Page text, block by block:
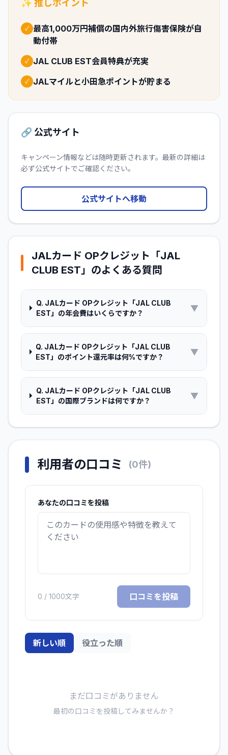
✨ 推しポイント
✓ 最高1,000万円補償の国内外旅行傷害保険が自
動付帯
✓ JAL CLUB EST会員特典が充実
✓ JALマイルと小田急ポイントが貯まる
🔗 公式サイト
キャンペーン情報などは随時更新されます。最新の詳細は
必ず公式サイトでご確認ください。
公式サイトへ移動
JALカード OPクレジット「JAL
CLUB EST」 のよくある質問
Q. JALカード OPクレジット「JAL CLUB
EST」の年会費はいくらですか？
▼
Q. JALカード OPクレジット「JAL CLUB
EST」のポイント還元率は何%ですか？
▼
Q. JALカード OPクレジット「JAL CLUB
EST」の国際ブランドは何ですか？
▼
利用者の口コミ (0件)
あなたの口コミを投稿
0 / 1000文字 口コミを投稿
新しい順 役立った順
まだ口コミがありません
最初の口コミを投稿してみませんか？